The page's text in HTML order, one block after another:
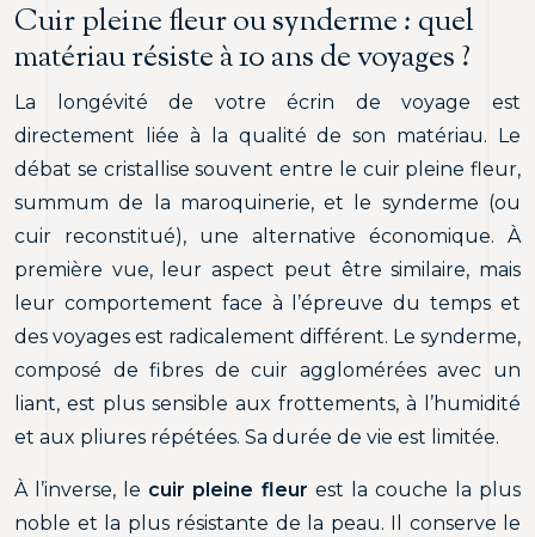
Cuir pleine fleur ou synderme : quel
matériau résiste à 10 ans de voyages ?
La longévité de votre écrin de voyage est
directement liée à la qualité de son matériau. Le
débat se cristallise souvent entre le cuir pleine fleur,
summum de la maroquinerie, et le synderme (ou
cuir reconstitué), une alternative économique. À
première vue, leur aspect peut être similaire, mais
leur comportement face à l’épreuve du temps et
des voyages est radicalement différent. Le synderme,
composé de fibres de cuir agglomérées avec un
liant, est plus sensible aux frottements, à l’humidité
et aux pliures répétées. Sa durée de vie est limitée.
À l’inverse, le cuir pleine fleur est la couche la plus
noble et la plus résistante de la peau. Il conserve le